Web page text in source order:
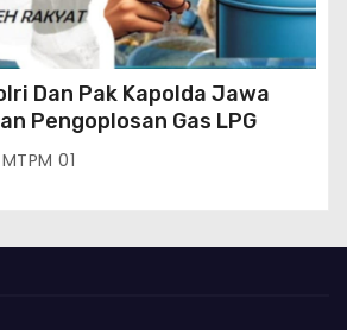
Dan Pak Kapolda Jawa
Pengoplosan Gas LPG
Terjadi Di Kabupaten Bogor
Madang: Tim
MTPM 01